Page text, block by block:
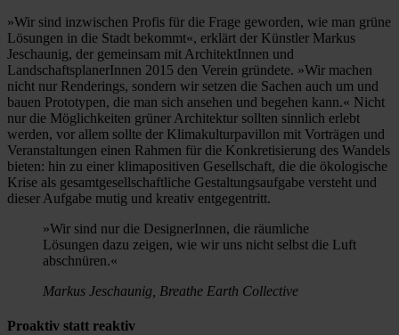
»Wir sind inzwischen Profis für die Frage geworden, wie man grüne
Lösungen in die Stadt bekommt«, erklärt der Künstler Markus
Jeschaunig, der gemeinsam mit ArchitektInnen und
LandschaftsplanerInnen 2015 den Verein gründete. »Wir machen
nicht nur Renderings, sondern wir setzen die Sachen auch um und
bauen Prototypen, die man sich ansehen und begehen kann.« Nicht
nur die Möglichkeiten grüner Architektur sollten sinnlich erlebt
werden, vor allem sollte der Klimakulturpavillon mit Vorträgen und
Veranstaltungen einen Rahmen für die Konkretisierung des Wandels
bieten: hin zu einer klimapositiven Gesellschaft, die die ökologische
Krise als gesamtgesellschaftliche Gestaltungsaufgabe versteht und
dieser Aufgabe mutig und kreativ entgegentritt.
»Wir sind nur die DesignerInnen, die räumliche
Lösungen dazu zeigen, wie wir uns nicht selbst die Luft
abschnüren.«
Markus Jeschaunig, Breathe Earth Collective
Proaktiv statt reaktiv